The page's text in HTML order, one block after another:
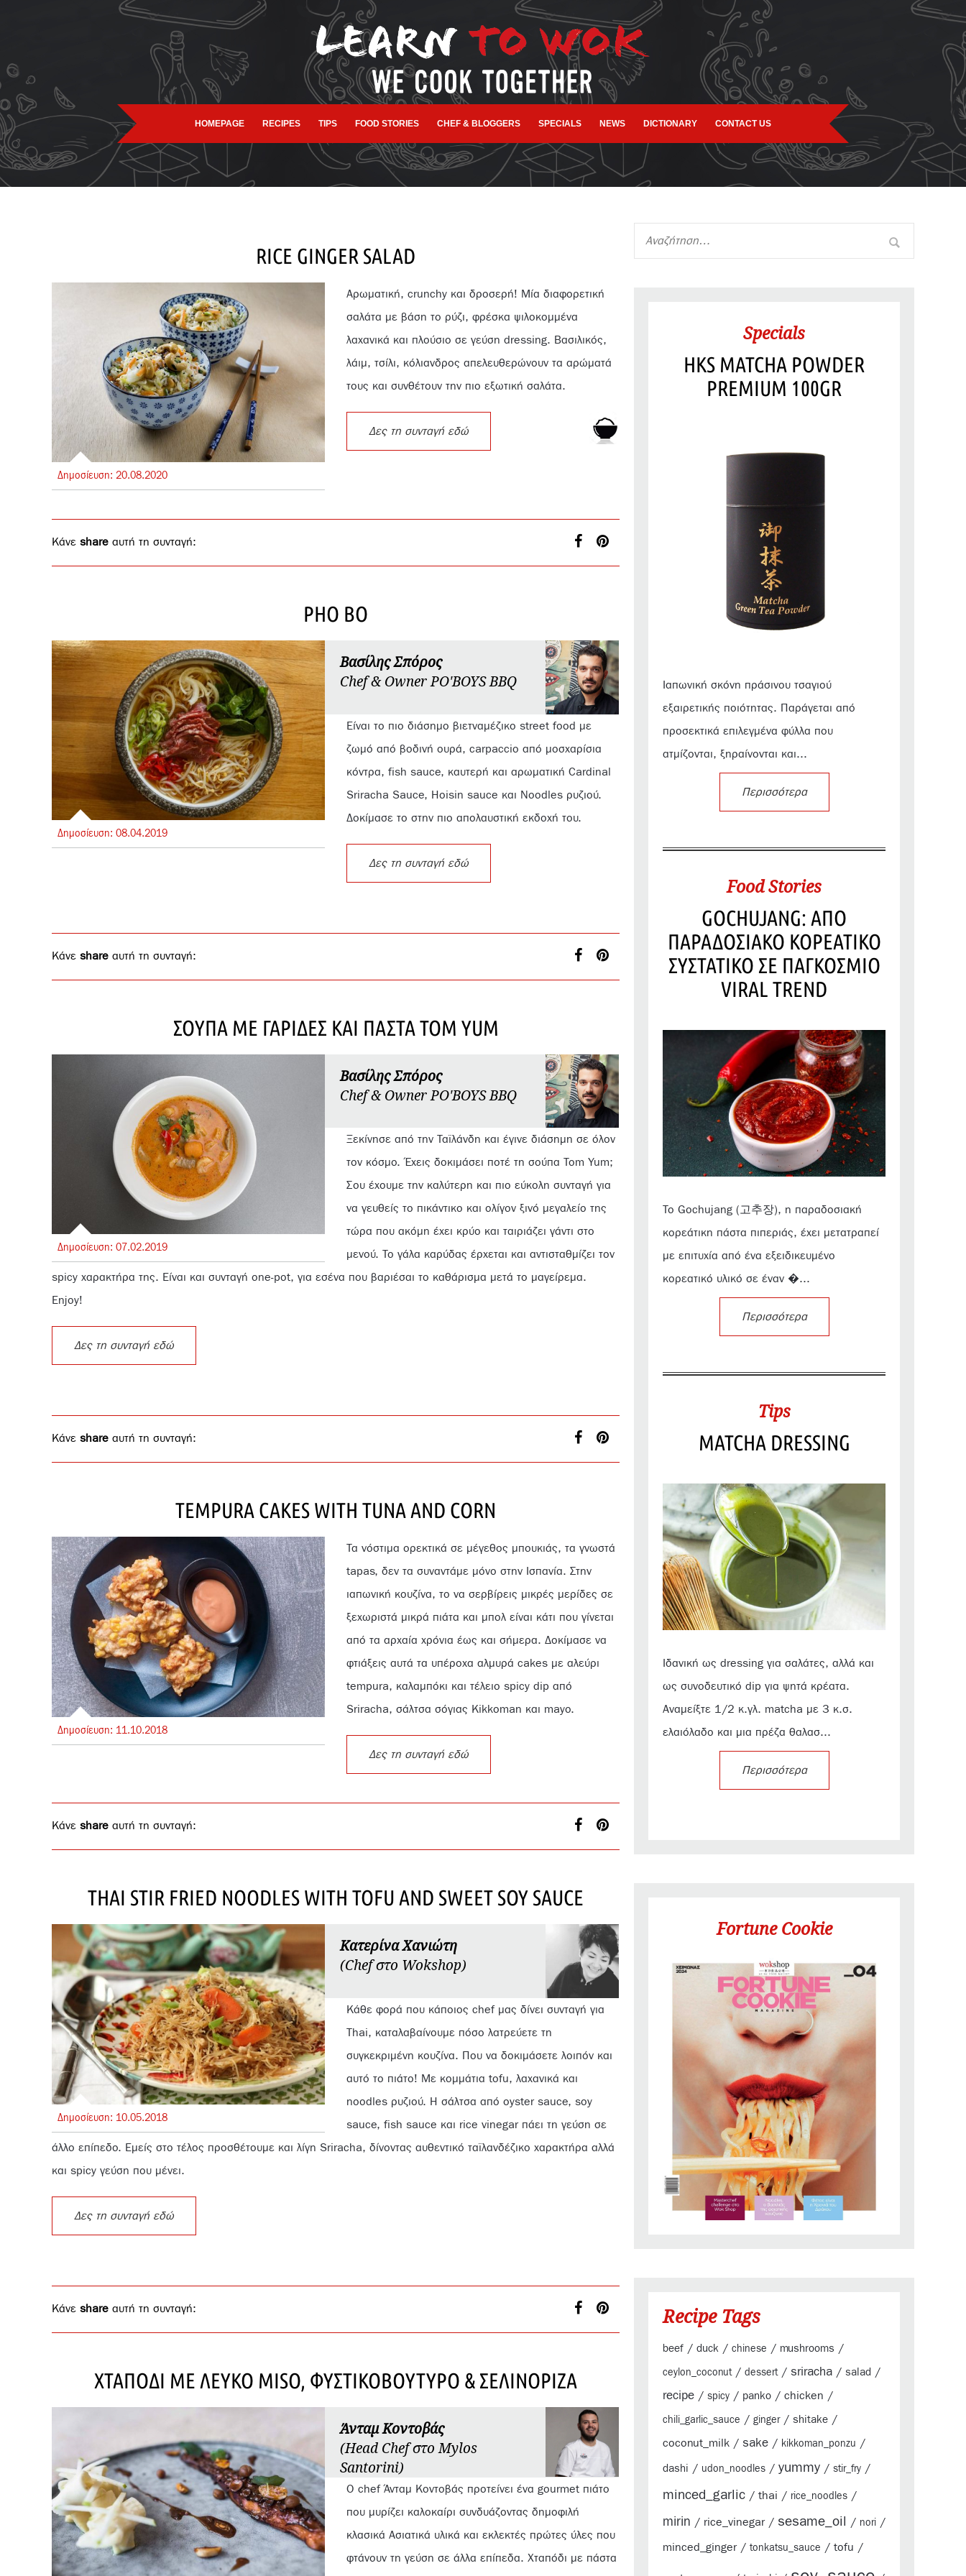
HOMEPAGE RECIPES TIPS FOOD STORIES CHEF & BLOGGERS SPECIALS NEWS DICTIONARY CONTACT US
RICE GINGER SALAD
Δημοσίευση: 20.08.2020
Aρωματική, crunchy και δροσερή! Μία διαφορετική
σαλάτα με βάση το ρύζι, φρέσκα ψιλοκομμένα
λαχανικά και πλούσιο σε γεύση dressing. Βασιλικός,
λάιμ, τσίλι, κόλιανδρος απελευθερώνουν τα αρώματά
τους και συνθέτουν την πιο εξωτική σαλάτα.
Δες τη συνταγή εδώ
Κάνε share αυτή τη συνταγή:
PHO BO
Δημοσίευση: 08.04.2019
Βασίλης Σπόρος
Chef & Owner PO'BOYS BBQ
Είναι το πιο διάσημο βιετναμέζικο street food με
ζωμό από βοδινή ουρά, carpaccio από μοσχαρίσια
κόντρα, fish sauce, καυτερή και αρωματική Cardinal
Sriracha Sauce, Hoisin sauce και Noodles ρυζιού.
Δοκίμασε το στην πιο απολαυστική εκδοχή του.
Δες τη συνταγή εδώ
Κάνε share αυτή τη συνταγή:
ΣΟΥΠΑ ΜΕ ΓΑΡΙΔΕΣ ΚΑΙ ΠΑΣΤΑ TOM YUM
Δημοσίευση: 07.02.2019
Βασίλης Σπόρος
Chef & Owner PO'BOYS BBQ
Ξεκίνησε από την Ταϊλάνδη και έγινε διάσημη σε όλον
τον κόσμο. Έχεις δοκιμάσει ποτέ τη σούπα Tom Yum;
Σου έχουμε την καλύτερη και πιο εύκολη συνταγή για
να γευθείς το πικάντικο και ολίγον ξινό μεγαλείο της
τώρα που ακόμη έχει κρύο και ταιριάζει γάντι στο
μενού. Το γάλα καρύδας έρχεται και αντισταθμίζει τον
spicy χαρακτήρα της. Είναι και συνταγή one-pot, για εσένα που βαριέσαι το καθάρισμα μετά το μαγείρεμα.
Enjoy!
Δες τη συνταγή εδώ
Κάνε share αυτή τη συνταγή:
TEMPURA CAKES WITH TUNA AND CORN
Δημοσίευση: 11.10.2018
Τα νόστιμα ορεκτικά σε μέγεθος μπουκιάς, τα γνωστά
tapas, δεν τα συναντάμε μόνο στην Ισπανία. Στην
ιαπωνική κουζίνα, το να σερβίρεις μικρές μερίδες σε
ξεχωριστά μικρά πιάτα και μπολ είναι κάτι που γίνεται
από τα αρχαία χρόνια έως και σήμερα. Δοκίμασε να
φτιάξεις αυτά τα υπέροχα αλμυρά cakes με αλεύρι
tempura, καλαμπόκι και τέλειο spicy dip από
Sriracha, σάλτσα σόγιας Kikkoman και mayo.
Δες τη συνταγή εδώ
Κάνε share αυτή τη συνταγή:
THAI STIR FRIED NOODLES WITH TOFU AND SWEET SOY SAUCE
Δημοσίευση: 10.05.2018
Κατερίνα Χανιώτη
(Chef στο Wokshop)
Κάθε φορά που κάποιος chef μας δίνει συνταγή για
Thai, καταλαβαίνουμε πόσο λατρεύετε τη
συγκεκριμένη κουζίνα. Που να δοκιμάσετε λοιπόν και
αυτό το πιάτο! Με κομμάτια tofu, λαχανικά και
noodles ρυζιού. Η σάλτσα από oyster sauce, soy
sauce, fish sauce και rice vinegar πάει τη γεύση σε
άλλο επίπεδο. Εμείς στο τέλος προσθέτουμε και λίγη Sriracha, δίνοντας αυθεντικό ταϊλανδέζικο χαρακτήρα αλλά
και spicy γεύση που μένει.
Δες τη συνταγή εδώ
Κάνε share αυτή τη συνταγή:
ΧΤΑΠΟΔΙ ΜΕ ΛΕΥΚΟ MISO, ΦΥΣΤΙΚΟΒΟΥΤΥΡΟ & ΣΕΛΙΝΟΡΙΖΑ
Άνταμ Κοντοβάς
(Head Chef στο Mylos
Santorini)
Ο chef Άνταμ Κοντοβάς προτείνει ένα gourmet πιάτο
που μυρίζει καλοκαίρι συνδυάζοντας δημοφιλή
κλασικά Ασιατικά υλικά και εκλεκτές πρώτες ύλες που
φτάνουν τη γεύση σε άλλα επίπεδα. Χταπόδι με πάστα
Specials
HKS MATCHA POWDER
PREMIUM 100GR
Ιαπωνική σκόνη πράσινου τσαγιού
εξαιρετικής ποιότητας. Παράγεται από
προσεκτικά επιλεγμένα φύλλα που
ατμίζονται, ξηραίνονται και...
Περισσότερα
Food Stories
GOCHUJANG: ΑΠΟ
ΠΑΡΑΔΟΣΙΑΚΟ ΚΟΡΕΑΤΙΚΟ
ΣΥΣΤΑΤΙΚΟ ΣΕ ΠΑΓΚΟΣΜΙΟ
VIRAL TREND
Το Gochujang (고추장), η παραδοσιακή
κορεάτικη πάστα πιπεριάς, έχει μετατραπεί
με επιτυχία από ένα εξειδικευμένο
κορεατικό υλικό σε έναν �...
Περισσότερα
Tips
MATCHA DRESSING
Ιδανική ως dressing για σαλάτες, αλλά και
ως συνοδευτικό dip για ψητά κρέατα.
Αναμείξτε 1/2 κ.γλ. matcha με 3 κ.σ.
ελαιόλαδο και μια πρέζα θαλασ...
Περισσότερα
Fortune Cookie
Recipe Tags
beef / duck / chinese / mushrooms /
ceylon_coconut / dessert / sriracha / salad /
recipe / spicy / panko / chicken /
chili_garlic_sauce / ginger/ shitake /
coconut_milk / sake / kikkoman_ponzu /
dashi / udon_noodles / yummy / stir_fry /
minced_garlic / thai / rice_noodles /
mirin / rice_vinegar/ sesame_oil / nori /
minced_ginger/ tonkatsu_sauce / tofu /